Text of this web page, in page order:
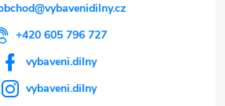
@vybavenidilny.cz
+420 605 796 727
vybaveni.dilny
vybaveni.dilny